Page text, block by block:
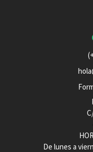
De lunes a